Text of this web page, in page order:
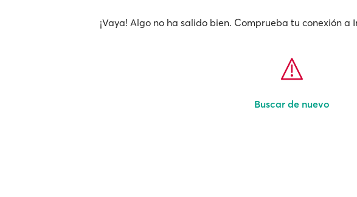
¡Vaya! Algo no ha salido bien. Comprueba tu conexión a
Buscar de nuevo